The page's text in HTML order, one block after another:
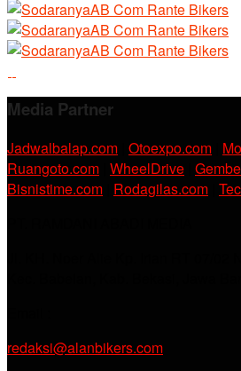
Media Partner
Jadwalbalap.com Otoexpo.com
Ruangoto.com WheelDrive
Bisnistime.com Rodagilas.com
redaksi@alanbikers.com